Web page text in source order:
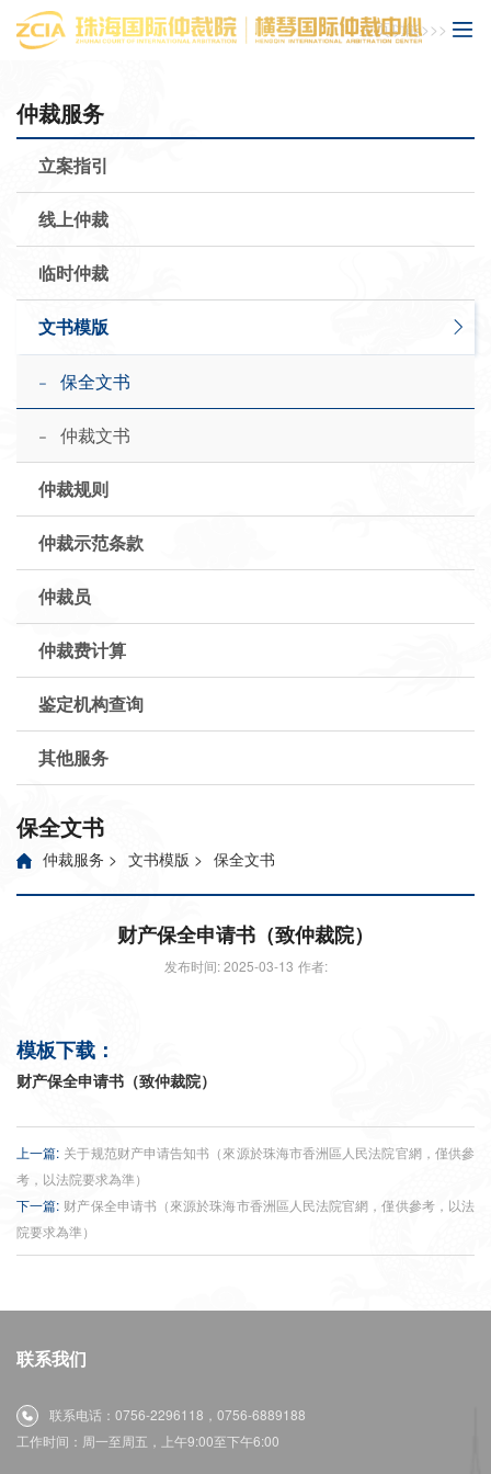
主页功能>>>
仲裁服务
立案指引
线上仲裁
临时仲裁
文书模版
- 保全文书
- 仲裁文书
仲裁规则
仲裁示范条款
仲裁员
仲裁费计算
鉴定机构查询
其他服务
保全文书
仲裁服务 > 文书模版 > 保全文书
财产保全申请书（致仲裁院）
发布时间: 2025-03-13 作者:
模板下载：
财产保全申请书（致仲裁院）
上一篇: 关于规范财产申请告知书（來源於珠海市香洲區人民法院官網，僅供參
考，以法院要求為準）
下一篇: 财产保全申请书（來源於珠海市香洲區人民法院官網，僅供參考，以法
院要求為準）
联系我们
联系电话：0756-2296118，0756-6889188
工作时间：周一至周五，上午9:00至下午6:00